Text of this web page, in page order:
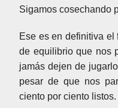
Sigamos cosechando
Ese es en definitiva el
de equilibrio que nos
jamás dejen de
pesar de que nos
ciento por ciento listos.